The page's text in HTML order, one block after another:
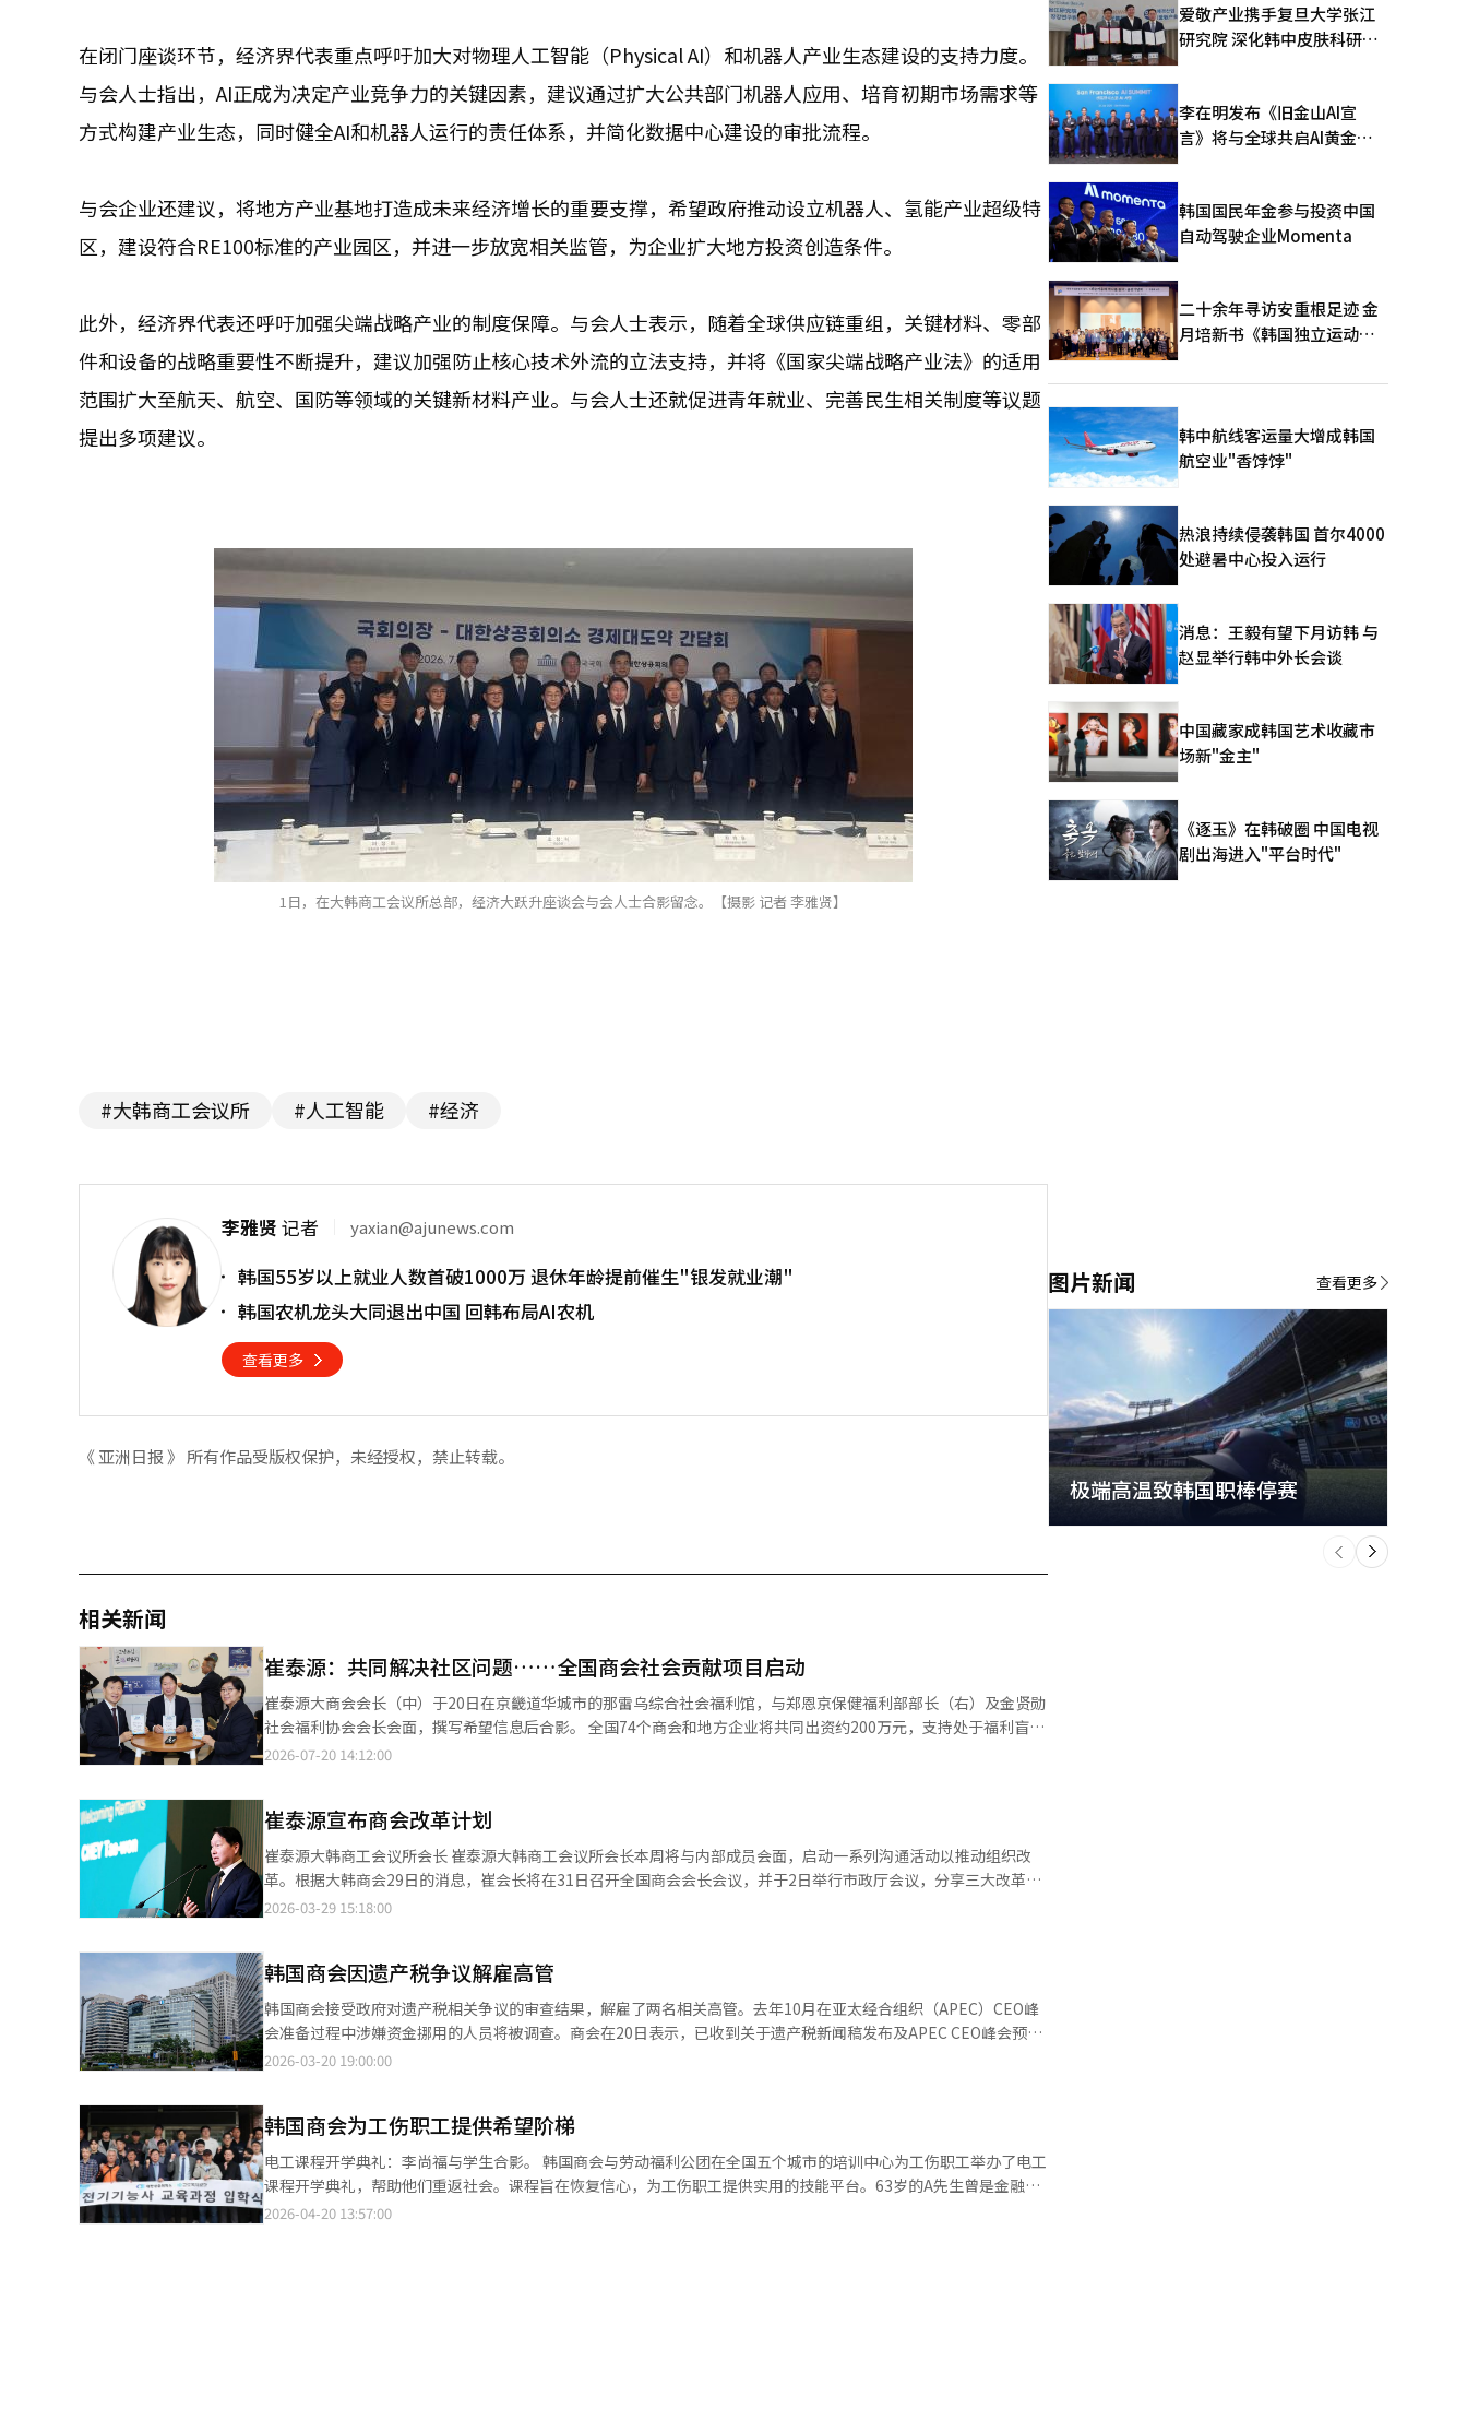
在闭门座谈环节，经济界代表重点呼吁加大对物理人工智能（Physical AI）和机器人产业生态建设的支持力度。
与会人士指出，AI正成为决定产业竞争力的关键因素，建议通过扩大公共部门机器人应用、培育初期市场需求等
方式构建产业生态，同时健全AI和机器人运行的责任体系，并简化数据中心建设的审批流程。
与会企业还建议，将地方产业基地打造成未来经济增长的重要支撑，希望政府推动设立机器人、氢能产业超级特
区，建设符合RE100标准的产业园区，并进一步放宽相关监管，为企业扩大地方投资创造条件。
此外，经济界代表还呼吁加强尖端战略产业的制度保障。与会人士表示，随着全球供应链重组，关键材料、零部
件和设备的战略重要性不断提升，建议加强防止核心技术外流的立法支持，并将《国家尖端战略产业法》的适用
范围扩大至航天、航空、国防等领域的关键新材料产业。与会人士还就促进青年就业、完善民生相关制度等议题
提出多项建议。
1日，在大韩商工会议所总部，经济大跃升座谈会与会人士合影留念。【摄影 记者 李雅贤】
#大韩商工会议所 #人工智能 #经济
李雅贤 记者 yaxian@ajunews.com
韩国55岁以上就业人数首破1000万 退休年龄提前催生"银发就业潮"
韩国农机龙头大同退出中国 回韩布局AI农机
查看更多
《 亚洲日报 》 所有作品受版权保护，未经授权，禁止转载。
相关新闻
崔泰源：共同解决社区问题……全国商会社会贡献项目启动
崔泰源大商会会长（中）于20日在京畿道华城市的那雷乌综合社会福利馆，与郑恩京保健福利部部长（右）及金贤勋
社会福利协会会长会面，撰写希望信息后合影。 全国74个商会和地方企业将共同出资约200万元，支持处于福利盲区
的危机家庭。 大商会新企业家精神委员会（ERT）于20日在京畿道华城市的“简单梦想温馨休息室”宣布了全国商
为经济困难的居民提供所需物品，无需额外的证明程序，并通过咨询将其与福利服务相连接的项目。 此次项目中，全
国74个商会将根据各地区的情况参与财政、实物支持、宣传活动等。其中21个商会和10家地方会员企业将提供约200
万元的财政和实物支持。其余商会也计划开展活动，以扩大地方企业和市民的参与。 与会者分享了共同挑战的推进宗
旨和各地区的支持计划后，进行了捐款仪式。他们还考察了华城市简单梦想的运营现状和支持案例，并参与了即食米
饭、方便面、粥等生活必需品的包装志愿活动。 崔泰源大商会会长表示：“此次共同挑战是全国商会和地方企业为共
梦想项目的支持，能够为处于福利盲区的邻里提供实质性的帮助，并将继续与地方社区一起寻找和解决问题，以确保
企业的社会责任不止于一次性支持。” 全国商会共同挑战是由全国74个商会和地方ERT会员企业参与的社会贡献合
作项目。这次共同挑战是将各地区原本独立进行的活动扩展为全国性共同项目的首次尝试，首个任务是选择保健福利
部推进的简单梦想项目。 此外，大商会上个月与国务总理室、浦项科技大学共同召开了关于地区均衡发展和人工智能
产业增长方案的讨论会，积极应对各种社会问题。※ 本报道经人工智能（AI）系统翻译与编辑。
2026-07-20 14:12:00
崔泰源宣布商会改革计划
崔泰源大韩商工会议所会长 崔泰源大韩商工会议所会长本周将与内部成员会面，启动一系列沟通活动以推动组织改
革。根据大韩商会29日的消息，崔会长将在31日召开全国商会会长会议，并于2日举行市政厅会议，分享三大改革方
案：增强专业性、重新定义社会责任、创新组织文化，并征求意见。此次沟通活动由崔会长亲自提议并推动，他将亲
创新总部等相关组织。政策建议方式也将从以企业利益为中心转变为评估对劳工和弱势群体等多方利益相关者的影
响。此前，大韩商会已根据3月20日产业通商部的审计结果进行了人事调整。随着对惩戒和整改要求的回复完成，与
政府因“遗产税假新闻”争议而紧张的关系有望恢复正常。※ 本报道经人工智能（AI）系统翻译与编辑。
2026-03-29 15:18:00
韩国商会因遗产税争议解雇高管
韩国商会接受政府对遗产税相关争议的审查结果，解雇了两名相关高管。去年10月在亚太经合组织（APEC）CEO峰
会准备过程中涉嫌资金挪用的人员将被调查。商会在20日表示，已收到关于遗产税新闻稿发布及APEC CEO峰会预算
执行的审查结果，并将认真执行所要求的措施。因此，解雇了对遗产税新闻稿负有重大责任的A执行董事和B部门负
后辞职。会长崔泰源在收到审查结果后表示“深感责任”，并计划全面重整决策结构和内部控制系统。为恢复信任，
商会将推动三大改革：增强专业性、重新定义社会责任、创新组织文化。首先，将设立“经济研究总管”职位，并引
进外部专家。经济研究总管将负责商会的调查和研究功能，并对外部发布资料进行事实核查和审核。商会研究机构
SGI及相关部门将进行整合管理。SGI将通过将现有研究人员转为正式员工和引进外部专家，改组为商会经济研究院。
还将建立内外部验证系统，并制定研究伦理指南。在政策建议过程中，将分析并提出对企业、劳动界和弱势群体等不
2026-03-20 19:00:00
韩国商会为工伤职工提供希望阶梯
电工课程开学典礼：李尚福与学生合影。 韩国商会与劳动福利公团在全国五个城市的培训中心为工伤职工举办了电工
课程开学典礼，帮助他们重返社会。课程旨在恢复信心，为工伤职工提供实用的技能平台。63岁的A先生曾是金融从
业者，退休后在制造业遭遇事故失去手指。他表示：“意识到技术的重要性，希望成为安全管理专家，防止类似事
2026-04-20 13:57:00
爱敬产业携手复旦大学张江
研究院 深化韩中皮肤科研合
李在明发布《旧金山AI宣
言》将与全球共启AI黄金时
韩国国民年金参与投资中国
自动驾驶企业Momenta
二十余年寻访安重根足迹 金
月培新书《韩国独立运动圣
版
韩中航线客运量大增成韩国
航空业"香饽饽"
热浪持续侵袭韩国 首尔4000
处避暑中心投入运行
消息：王毅有望下月访韩 与
赵显举行韩中外长会谈
中国藏家成韩国艺术收藏市
场新"金主"
《逐玉》在韩破圈 中国电视
剧出海进入"平台时代"
图片新闻
极端高温致韩国职棒停赛
下
一
个
查看更多